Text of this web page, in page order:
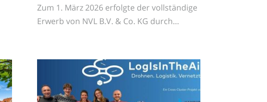
Zum 1. März 2026 erfolgte der vollständige
Erwerb von NVL B.V. & Co. KG durch…